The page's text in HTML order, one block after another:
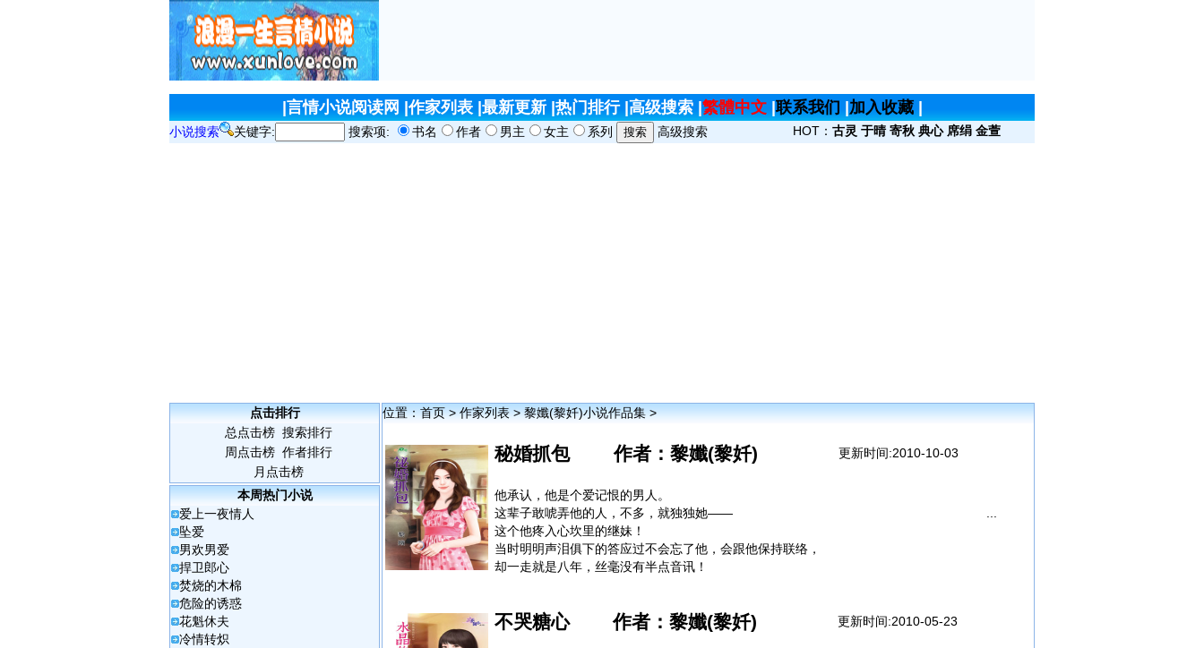
言情小说阅读网 |作家列表| 最新更新| 热门排行| 高级搜索| 繁體中文| 联系我们 加入收藏|
小说搜索 关键字: 搜索项: 书名 作者 男主 女主 系列 高级搜索 HOT： 古灵 于晴 寄秋 典心 席绢 金萱
点击排行
总点击榜 搜索排行
周点击榜 作者排行
月点击榜
本周热门小说
爱上一夜情人
坠爱
男欢男爱
捍卫郎心
焚烧的木棉
危险的诱惑
花魁休夫
冷情转炽
位置：首页>作家列表>黎孅(黎奷)小说作品集>
秘婚抓包 作者： 黎孅(黎奷) 更新时间:2010-10-03
他承认，他是个爱记恨的男人。
这辈子敢唬弄他的人，不多，就独独她——
这个他疼入心坎里的继妹！
当时明明声泪俱下的答应过不会忘了他，会跟他保持联络，
却一走就是八年，丝毫没有半点音讯！
言教不如身教，他一步一步诱引她往自己身边靠，
不哭糖心 作者： 黎孅(黎奷) 更新时间:2010-05-23